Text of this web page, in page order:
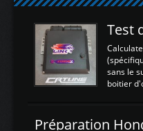
sans le
boitier